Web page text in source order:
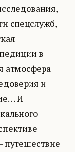
спецслужб,
в
атмосфера
и
И
путешествие